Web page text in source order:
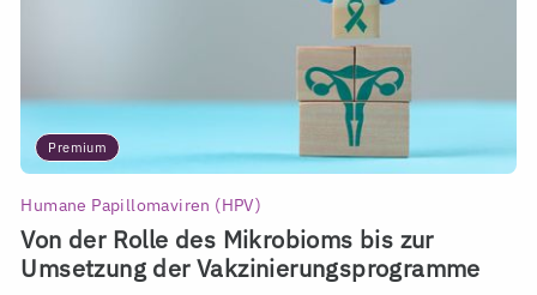
Premium
Humane Papillomaviren (HPV)
Von der Rolle des Mikrobioms bis zur
Umsetzung der Vakzinierungsprogramme